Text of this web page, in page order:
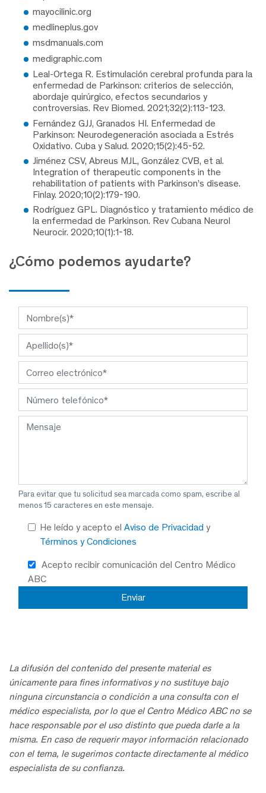
mayocilinic.org
medlineplus.gov
msdmanuals.com
medigraphic.com
Leal-Ortega R. Estimulación cerebral profunda para la
enfermedad de Parkinson: criterios de selección,
abordaje quirúrgico, efectos secundarios y
controversias. Rev Biomed. 2021;32(2):113-123.
Fernández GJJ, Granados HI. Enfermedad de
Parkinson: Neurodegeneración asociada a Estrés
Oxidativo. Cuba y Salud. 2020;15(2):45-52.
Jiménez CSV, Abreus MJL, González CVB, et al.
Integration of therapeutic components in the
rehabilitation of patients with Parkinson’s disease.
Finlay. 2020;10(2):179-190.
Rodríguez GPL. Diagnóstico y tratamiento médico de
la enfermedad de Parkinson. Rev Cubana Neurol
Neurocir. 2020;10(1):1-18.
¿Cómo podemos ayudarte?
Para evitar que tu solicitud sea marcada como spam, escribe al
menos 15 caracteres en este mensaje.
He leído y acepto el Aviso de Privacidad y
Términos y Condiciones
Acepto recibir comunicación del Centro Médico
ABC
La difusión del contenido del presente material es
únicamente para fines informativos y no sustituye bajo
ninguna circunstancia o condición a una consulta con el
médico especialista, por lo que el Centro Médico ABC no se
hace responsable por el uso distinto que pueda darle a la
misma. En caso de requerir mayor información relacionado
con el tema, le sugerimos contacte directamente al médico
especialista de su confianza.